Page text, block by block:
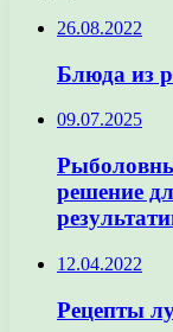
26.08.2022
Блюда из
09.07.2025
решение
12.04.2022
Рецепты